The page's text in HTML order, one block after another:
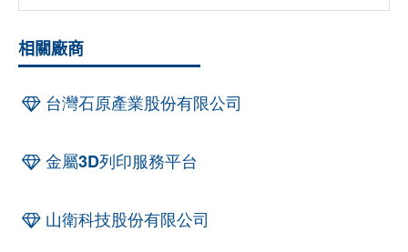
相關廠商
台灣石原產業股份有限公司
金屬3D列印服務平台
山衛科技股份有限公司